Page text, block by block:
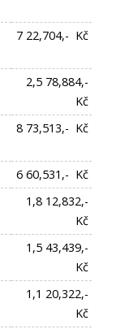
7 22,704,- Kč
2,5 78,884,-
Kč
8 73,513,- Kč
6 60,531,- Kč
1,8 12,832,-
Kč
1,5 43,439,-
Kč
1,1 20,322,-
Kč